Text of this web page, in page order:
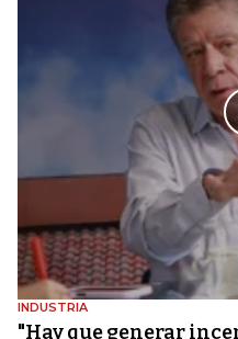
INDUSTRIA
"Hay que generar